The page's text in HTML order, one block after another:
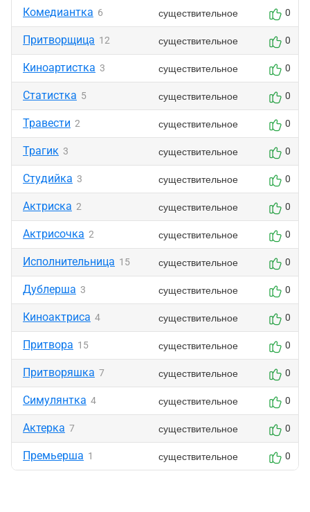
Комедиантка 6 существительное 0
Притворщица 12 существительное 0
Киноартистка 3 существительное 0
Статистка 5 существительное 0
Травести 2 существительное 0
Трагик 3 существительное 0
Студийка 3 существительное 0
Актриска 2 существительное 0
Актрисочка 2 существительное 0
Исполнительница 15 существительное 0
Дублерша 3 существительное 0
Киноактриса 4 существительное 0
Притвора 15 существительное 0
Притворяшка 7 существительное 0
Симулянтка 4 существительное 0
Актерка 7 существительное 0
Премьерша 1 существительное 0